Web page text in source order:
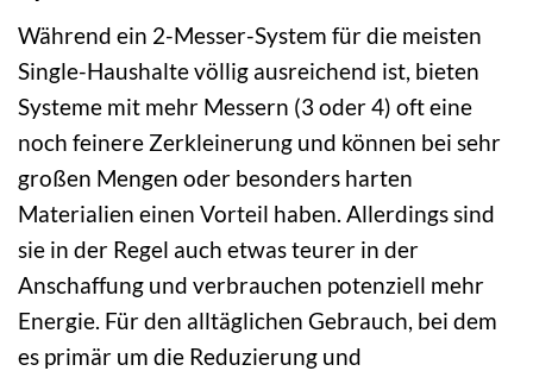
Während ein 2-Messer-System für die meisten
Single-Haushalte völlig ausreichend ist, bieten
Systeme mit mehr Messern (3 oder 4) oft eine
noch feinere Zerkleinerung und können bei sehr
großen Mengen oder besonders harten
Materialien einen Vorteil haben. Allerdings sind
sie in der Regel auch etwas teurer in der
Anschaffung und verbrauchen potenziell mehr
Energie. Für den alltäglichen Gebrauch, bei dem
es primär um die Reduzierung und